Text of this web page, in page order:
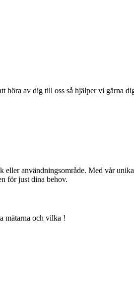
höra av dig till oss så hjälper vi gärna
användningsområde. Med vår
för just dina behov.
mätarna och vilka !